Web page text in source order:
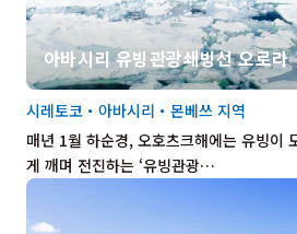
아바시리 유빙관광쇄빙선 오로라
매년 1월 하순경, 오호츠크해에는 유빙이
게 깨며 전진하는 ‘유빙관광…
시레토코・아바시리・몬베쓰 지역